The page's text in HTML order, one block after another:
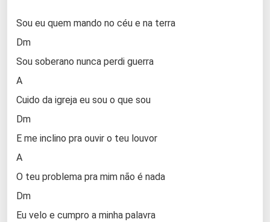
Sou eu quem mando no céu e na terra
Dm
Sou soberano nunca perdi guerra
A
Cuido da igreja eu sou o que sou
Dm
E me inclino pra ouvir o teu louvor
A
O teu problema pra mim não é nada
Dm
Eu velo e cumpro a minha palavra